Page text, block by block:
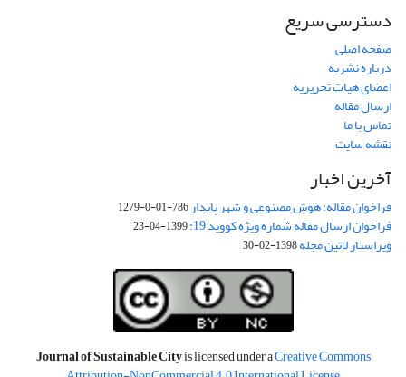
دسترسی سریع
صفحه اصلی
درباره نشریه
اعضای هیات تحریریه
ارسال مقاله
تماس با ما
نقشه سایت
آخرین اخبار
فراخوان مقاله: هوش مصنوعی و شهر پایدار786-01-0-1279
فراخوان ارسال مقاله شماره ویژه کووید 19: 1399-04-23
ویراستار لاتین مجله1398-02-30
Journal of Sustainable Cityis licensed under aCreative Commons